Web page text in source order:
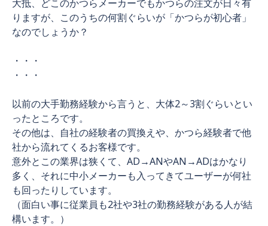
大抵、どこのかつらメーカーでもかつらの注文が日々有
りますが、このうちの何割ぐらいが「かつらが初心者」
なのでしょうか？
・・・
・・・
以前の大手勤務経験から言うと、大体2～3割ぐらいとい
ったところです。
その他は、自社の経験者の買換えや、かつら経験者で他
社から流れてくるお客様です。
意外とこの業界は狭くて、AD→ANやAN→ADはかなり
多く、それに中小メーカーも入ってきてユーザーが何社
も回ったりしています。
（面白い事に従業員も2社や3社の勤務経験がある人が結
構います。）